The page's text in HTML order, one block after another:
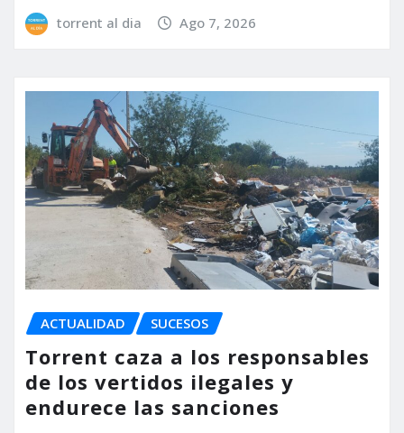
torrent al dia Ago 7, 2026
ACTUALIDAD SUCESOS
Torrent caza a los responsables
de los vertidos ilegales y
endurece las sanciones